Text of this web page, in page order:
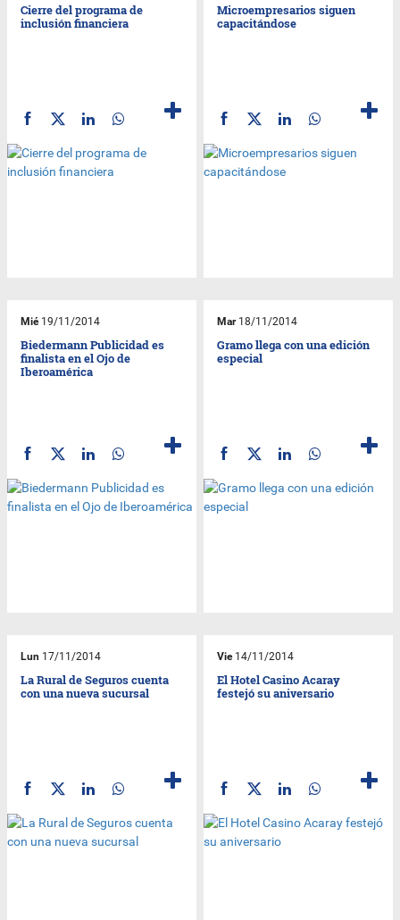
Cierre del programa de
inclusión financiera
Microempresarios siguen
capacitándose
Mié19/11/2014
Biedermann Publicidad es
finalista en el Ojo de
Iberoamérica
Mar18/11/2014
Gramo llega con una edición
especial
Lun 17/11/2014
La Rural de Seguros cuenta
con una nueva sucursal
Vie14/11/2014
El Hotel Casino Acaray
festejó su aniversario